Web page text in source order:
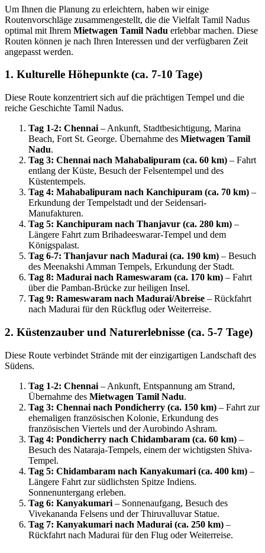
Um Ihnen die Planung zu erleichtern, haben wir einige
Routenvorschläge zusammengestellt, die die Vielfalt Tamil Nadus
optimal mit Ihrem Mietwagen Tamil Nadu erlebbar machen. Diese
Routen können je nach Ihren Interessen und der verfügbaren Zeit
angepasst werden.
1. Kulturelle Höhepunkte (ca. 7-10 Tage)
Diese Route konzentriert sich auf die prächtigen Tempel und die
reiche Geschichte Tamil Nadus.
Tag 1-2: Chennai – Ankunft, Stadtbesichtigung, Marina
Beach, Fort St. George. Übernahme des Mietwagen Tamil
Nadu.
Tag 3: Chennai nach Mahabalipuram (ca. 60 km) – Fahrt
entlang der Küste, Besuch der Felsentempel und des
Küstentempels.
Tag 4: Mahabalipuram nach Kanchipuram (ca. 70 km) –
Erkundung der Tempelstadt und der Seidensari-
Manufakturen.
Tag 5: Kanchipuram nach Thanjavur (ca. 280 km) –
Längere Fahrt zum Brihadeeswarar-Tempel und dem
Königspalast.
Tag 6-7: Thanjavur nach Madurai (ca. 190 km) – Besuch
des Meenakshi Amman Tempels, Erkundung der Stadt.
Tag 8: Madurai nach Rameswaram (ca. 170 km) – Fahrt
über die Pamban-Brücke zur heiligen Insel.
Tag 9: Rameswaram nach Madurai/Abreise – Rückfahrt
nach Madurai für den Rückflug oder Weiterreise.
2. Küstenzauber und Naturerlebnisse (ca. 5-7 Tage)
Diese Route verbindet Strände mit der einzigartigen Landschaft des
Südens.
Tag 1-2: Chennai – Ankunft, Entspannung am Strand,
Übernahme des Mietwagen Tamil Nadu.
Tag 3: Chennai nach Pondicherry (ca. 150 km) – Fahrt zur
ehemaligen französischen Kolonie, Erkundung des
französischen Viertels und der Aurobindo Ashram.
Tag 4: Pondicherry nach Chidambaram (ca. 60 km) –
Besuch des Nataraja-Tempels, einem der wichtigsten Shiva-
Tempel.
Tag 5: Chidambaram nach Kanyakumari (ca. 400 km) –
Längere Fahrt zur südlichsten Spitze Indiens.
Sonnenuntergang erleben.
Tag 6: Kanyakumari – Sonnenaufgang, Besuch des
Vivekananda Felsens und der Thiruvalluvar Statue.
Tag 7: Kanyakumari nach Madurai (ca. 250 km) –
Rückfahrt nach Madurai für den Flug oder Weiterreise.